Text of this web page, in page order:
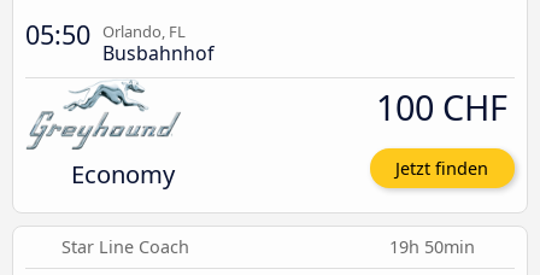
05:50 Orlando, FL
Busbahnhof
Economy
100 CHF
Jetzt finden
Star Line Coach 19h 50min